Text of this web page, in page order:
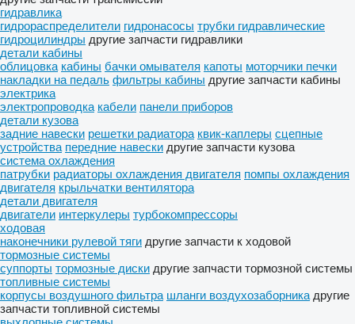
гидравлика
гидрораспределители гидронасосы трубки гидравлические
гидроцилиндры другие запчасти гидравлики
детали кабины
облицовка кабины бачки омывателя капоты моторчики печки
накладки на педаль фильтры кабины другие запчасти кабины
электрика
электропроводка кабели панели приборов
детали кузова
задние навески решетки радиатора квик-каплеры сцепные
устройства передние навески другие запчасти кузова
система охлаждения
патрубки радиаторы охлаждения двигателя помпы охлаждения
двигателя крыльчатки вентилятора
детали двигателя
двигатели интеркулеры турбокомпрессоры
ходовая
наконечники рулевой тяги другие запчасти к ходовой
тормозные системы
суппорты тормозные диски другие запчасти тормозной системы
топливные системы
корпусы воздушного фильтра шланги воздухозаборника другие
запчасти топливной системы